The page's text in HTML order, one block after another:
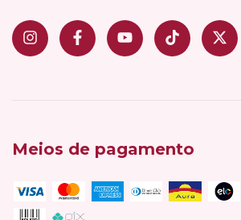
Meios de pagamento